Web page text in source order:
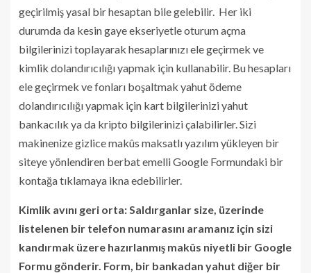
geçirilmiş yasal bir hesaptan bile gelebilir. Her iki
durumda da kesin gaye ekseriyetle oturum açma
bilgilerinizi toplayarak hesaplarınızı ele geçirmek ve
kimlik dolandırıcılığı yapmak için kullanabilir. Bu hesapları
ele geçirmek ve fonları boşaltmak yahut ödeme
dolandırıcılığı yapmak için kart bilgilerinizi yahut
bankacılık ya da kripto bilgilerinizi çalabilirler. Sizi
makinenize gizlice makûs maksatlı yazılım yükleyen bir
siteye yönlendiren berbat emelli Google Formundaki bir
kontağa tıklamaya ikna edebilirler.
Kimlik avını geri orta: Saldırganlar size, üzerinde
listelenen bir telefon numarasını aramanız için sizi
kandırmak üzere hazırlanmış makûs niyetli bir Google
Formu gönderir. Form, bir bankadan yahut diğer bir